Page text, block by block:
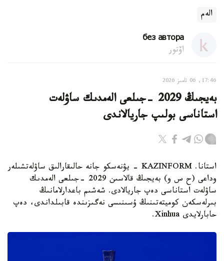
الەم
без автора
اۆتور
17:46, 06 تامىز 2026
بەيجىڭ 2029 -جىلعى الەمدىك ساۋلەت
استاناسى بولىپ جاريالاندى
استانا. KAZINFORM - يۋنەسكو جانە حالىقارالىق ساۋلەتشىلەر
وداعى (ح س و) بەيجىڭ قالاسىن 2029 -جىلعى الەمدىك
ساۋلەت استاناسى دەپ جاريالادى. شەشىم باعدارلامانىڭ
بىرلەسكەن كوميتەتىنىڭ ۇسىنىسى نەگىزىندە قابىلداندى، دەپ
حابارلايدى Xinhua.